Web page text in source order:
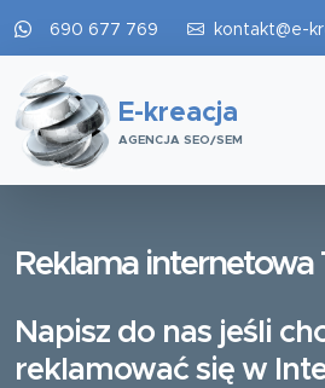
690 677 769 kontakt@e-
E-kreacja
AGENCJA SEO/SEM
Reklama internetowa
Napisz do nas jeśli
reklamować się w